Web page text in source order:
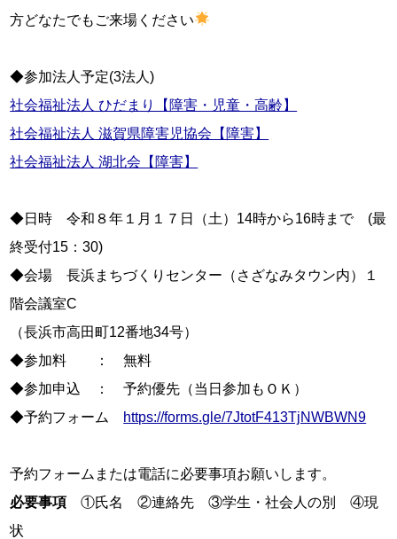
方どなたでもご来場ください
社会福祉法人 ひだまり【障害・児童・高齢】
社会福祉法人 滋賀県障害児協会【障害】
社会福祉法人 湖北会【障害】
◆日時　令和８年１月１７日（土）14時から16時まで　(最
終受付15：30)
◆会場　長浜まちづくりセンター（さざなみタウン内）１
階会議室C
（長浜市高田町12番地34号）
◆参加料　　：　無料
◆参加申込　：　予約優先（当日参加もＯＫ）
◆予約フォーム
https://forms.gle/7JtotF413TjNWBWN9
必要事項 ①氏名　②連絡先　③学生・社会人の別　④現
状